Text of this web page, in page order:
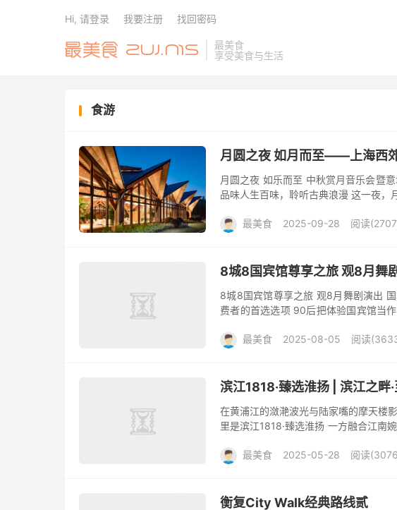
最美食
享受美食与生活
Hi, 请登录 我要注册 找回密码
食游
月圆之夜 如月而至——上海西
月圆之夜 如乐而至 中秋赏月音乐会暨
品味人生百味，聆听古典浪漫 这一夜，
最美食 2025-09-28 阅读
8城8国宾馆尊享之旅 观8月舞
8城8国宾馆尊享之旅 观8月舞剧演出
费者的首选选项 90后把体验国宾馆当
最美食 2025-08-05 阅读
滨江1818·臻选淮扬 | 滨江之畔
在黄浦江的潋滟波光与陆家嘴的摩天楼
里是滨江1818·臻选淮扬 一方融合江南
最美食 2025-05-28 阅读
衡复City Walk经典路线贰